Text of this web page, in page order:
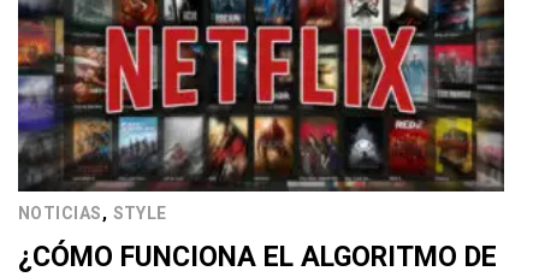
NOTICIAS, STYLE
¿CÓMO FUNCIONA EL ALGORITMO DE